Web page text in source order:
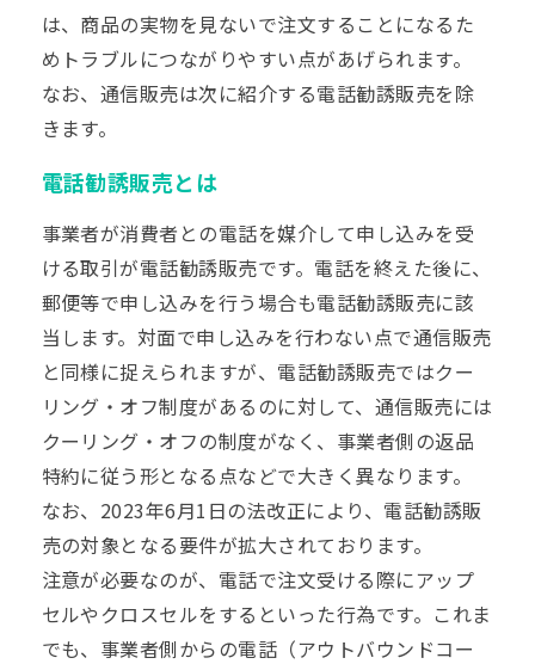
は、商品の実物を見ないで注文することになるた
めトラブルにつながりやすい点があげられます。
なお、通信販売は次に紹介する電話勧誘販売を除
きます。
電話勧誘販売とは
事業者が消費者との電話を媒介して申し込みを受
ける取引が電話勧誘販売です。電話を終えた後に、
郵便等で申し込みを行う場合も電話勧誘販売に該
当します。対面で申し込みを行わない点で通信販売
と同様に捉えられますが、電話勧誘販売ではクー
リング・オフ制度があるのに対して、通信販売には
クーリング・オフの制度がなく、事業者側の返品
特約に従う形となる点などで大きく異なります。
なお、2023年6月1日の法改正により、電話勧誘販
売の対象となる要件が拡大されております。
注意が必要なのが、電話で注文受ける際にアップ
セルやクロスセルをするといった行為です。これま
でも、事業者側からの電話（アウトバウンドコー